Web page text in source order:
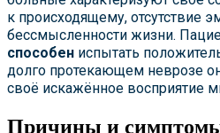
к происходящему, отсутствие
бессмысленности жизни.
способен испытать
долго протекающем неврозе
своё искажённое восприятие
Причины и симптомы